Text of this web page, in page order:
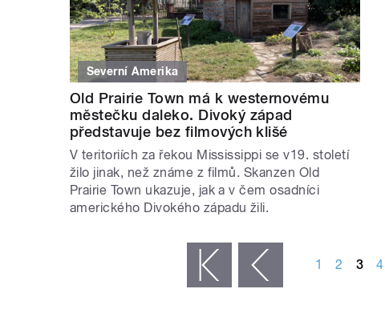
Severní Amerika
Old Prairie Town má k westernovému
městečku daleko. Divoký západ
představuje bez filmových klišé
V teritoriích za řekou Mississippi se v19. století
žilo jinak, než známe z filmů. Skanzen Old
Prairie Town ukazuje, jak a v čem osadníci
amerického Divokého západu žili.
‹ předchozí 1 2 3 4